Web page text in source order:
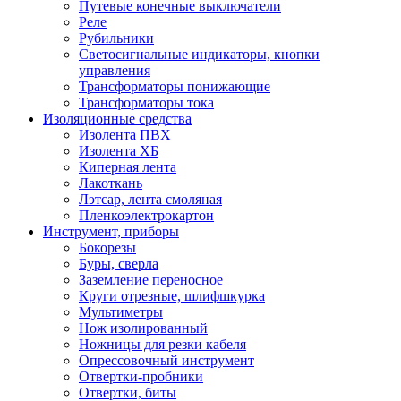
Путевые конечные выключатели
Реле
Рубильники
Светосигнальные индикаторы, кнопки
управления
Трансформаторы понижающие
Трансформаторы тока
Изоляционные средства
Изолента ПВХ
Изолента ХБ
Киперная лента
Лакоткань
Лэтсар, лента смоляная
Пленкоэлектрокартон
Инструмент, приборы
Бокорезы
Буры, сверла
Заземление переносное
Круги отрезные, шлифшкурка
Мультиметры
Нож изолированный
Ножницы для резки кабеля
Опрессовочный инструмент
Отвертки-пробники
Отвертки, биты